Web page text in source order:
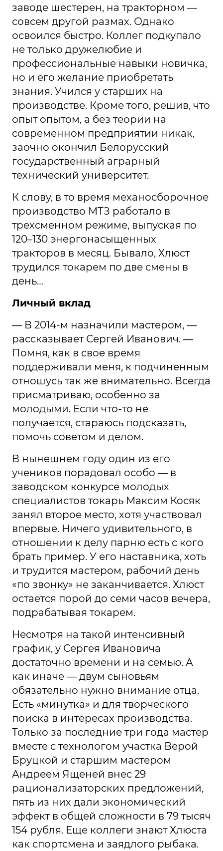
заводе шестерен, на тракторном —
совсем другой размах. Однако
освоился быстро. Коллег подкупало
не только дружелюбие и
профессиональные навыки новичка,
но и его желание приобретать
знания. Учился у старших на
производстве. Кроме того, решив, что
опыт опытом, а без теории на
современном предприятии никак,
заочно окончил Белорусский
государственный аграрный
технический университет.
К слову, в то время механосборочное
производство МТЗ работало в
трехсменном режиме, выпуская по
120–130 энергонасыщенных
тракторов в месяц. Бывало, Хлюст
трудился токарем по две смены в
день…
Личный вклад
— В 2014-м назначили мастером, —
рассказывает Сергей Иванович. —
Помня, как в свое время
поддерживали меня, к подчиненным
отношусь так же внимательно. Всегда
присматриваю, особенно за
молодыми. Если что-то не
получается, стараюсь подсказать,
помочь советом и делом.
В нынешнем году один из его
учеников порадовал особо — в
заводском конкурсе молодых
специалистов токарь Максим Косяк
занял второе место, хотя участвовал
впервые. Ничего удивительного, в
отношении к делу парню есть с кого
брать пример. У его наставника, хоть
и трудится мастером, рабочий день
«по звонку» не заканчивается. Хлюст
остается порой до семи часов вечера,
подрабатывая токарем.
Несмотря на такой интенсивный
график, у Сергея Ивановича
достаточно времени и на семью. А
как иначе — двум сыновьям
обязательно нужно внимание отца.
Есть «минутка» и для творческого
поиска в интересах производства.
Только за последние три года мастер
вместе с технологом участка Верой
Бруцкой и старшим мастером
Андреем Ященей внес 29
рационализаторских предложений,
пять из них дали экономический
эффект в общей сложности в 79 тысяч
154 рубля. Еще коллеги знают Хлюста
как спортсмена и заядлого рыбака.